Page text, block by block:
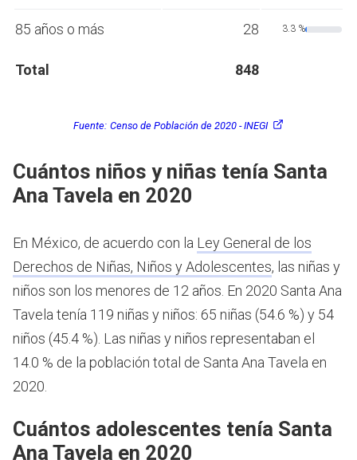
85 años o más 28 3.3 %
Total 848
Fuente: Censo de Población de 2020 - INEGI
Cuántos niños y niñas tenía Santa
Ana Tavela en 2020
En México, de acuerdo con la Ley General de los
Derechos de Niñas, Niños y Adolescentes, las niñas y
niños son los menores de 12 años. En 2020 Santa Ana
Tavela tenía 119 niñas y niños: 65 niñas (54.6 %) y 54
niños (45.4 %). Las niñas y niños representaban el
14.0 % de la población total de Santa Ana Tavela en
2020.
Cuántos adolescentes tenía Santa
Ana Tavela en 2020